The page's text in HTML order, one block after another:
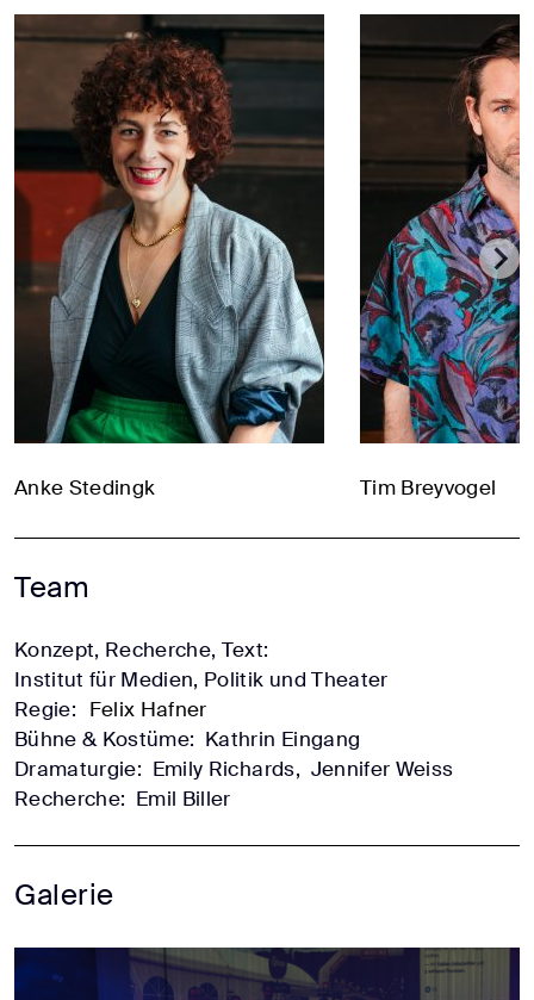
Anke Stedingk Tim Breyvogel
Team
Konzept, Recherche, Text:
Institut für Medien, Politik und Theater
Regie: Felix Hafner
Bühne & Kostüme: Kathrin Eingang
Dramaturgie: Emily Richards, Jennifer Weiss
Recherche: Emil Biller
Galerie